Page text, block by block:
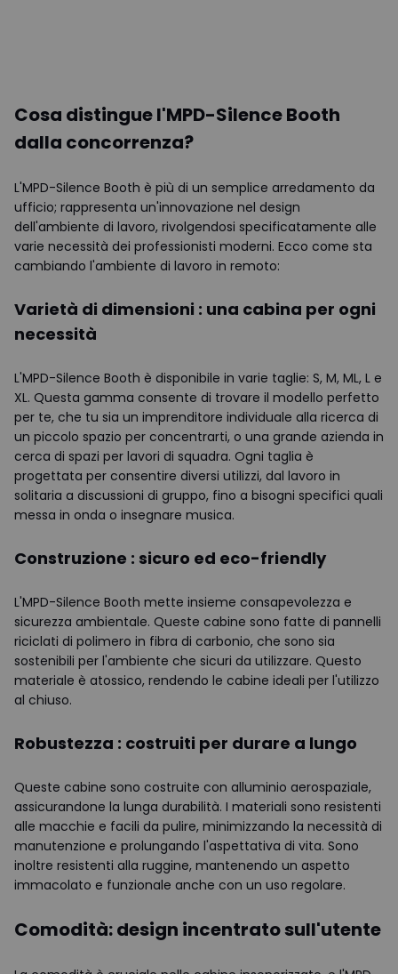
Cosa distingue l'MPD-Silence Booth
dalla concorrenza?
L'MPD-Silence Booth è più di un semplice arredamento da
ufficio; rappresenta un'innovazione nel design
dell'ambiente di lavoro, rivolgendosi specificatamente alle
varie necessità dei professionisti moderni. Ecco come sta
cambiando l'ambiente di lavoro in remoto:
Varietà di dimensioni : una cabina per ogni
necessità
L'MPD-Silence Booth è disponibile in varie taglie: S, M, ML, L e
XL. Questa gamma consente di trovare il modello perfetto
per te, che tu sia un imprenditore individuale alla ricerca di
un piccolo spazio per concentrarti, o una grande azienda in
cerca di spazi per lavori di squadra. Ogni taglia è
progettata per consentire diversi utilizzi, dal lavoro in
solitaria a discussioni di gruppo, fino a bisogni specifici quali
messa in onda o insegnare musica.
Construzione : sicuro ed eco-friendly
L'MPD-Silence Booth mette insieme consapevolezza e
sicurezza ambientale. Queste cabine sono fatte di pannelli
riciclati di polimero in fibra di carbonio, che sono sia
sostenibili per l'ambiente che sicuri da utilizzare. Questo
materiale è atossico, rendendo le cabine ideali per l'utilizzo
al chiuso.
Robustezza : costruiti per durare a lungo
Queste cabine sono costruite con alluminio aerospaziale,
assicurandone la lunga durabilità. I materiali sono resistenti
alle macchie e facili da pulire, minimizzando la necessità di
manutenzione e prolungando l'aspettativa di vita. Sono
inoltre resistenti alla ruggine, mantenendo un aspetto
immacolato e funzionale anche con un uso regolare.
Comodità: design incentrato sull'utente